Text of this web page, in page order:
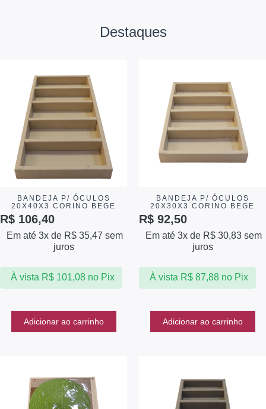
Destaques
BANDEJA P/ ÓCULOS
20X40X3 CORINO BEGE
R$ 106,40
Em até 3x de R$ 35,47 sem
juros
À vista R$101,08 no Pix
Adicionar ao carrinho
BANDEJA P/ ÓCULOS
20X30X3 CORINO BEGE
R$ 92,50
Em até 3x de R$ 30,83 sem
juros
À vista R$87,88 no Pix
Adicionar ao carrinho